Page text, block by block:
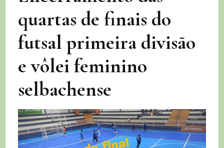
quartas de finais do
futsal primeira divisão
e vôlei feminino
selbachense